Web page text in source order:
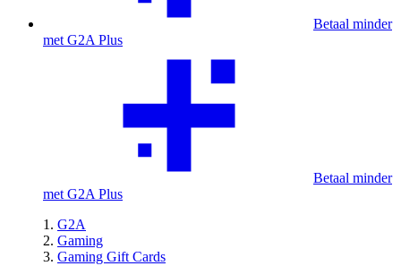
Betaal minder
met G2A Plus
Betaal minder
met G2A Plus
G2A
Gaming
Gaming Gift Cards